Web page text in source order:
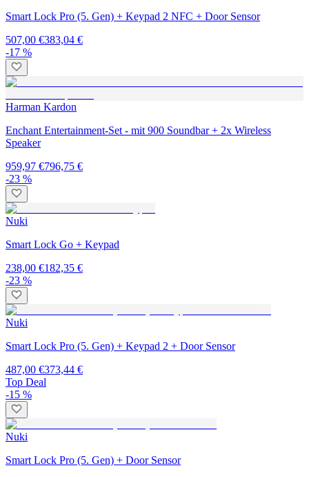
Smart Lock Pro (5. Gen) + Keypad 2 NFC + Door Sensor
507,00 €383,04 €
-17 %
Harman Kardon
Enchant Entertainment-Set - mit 900 Soundbar + 2x Wireless
Speaker
959,97 €796,75 €
-23 %
Nuki
Smart Lock Go + Keypad
238,00 €182,35 €
-23 %
Nuki
Smart Lock Pro (5. Gen) + Keypad 2 + Door Sensor
487,00 €373,44 €
Top Deal
-15 %
Nuki
Smart Lock Pro (5. Gen) + Door Sensor